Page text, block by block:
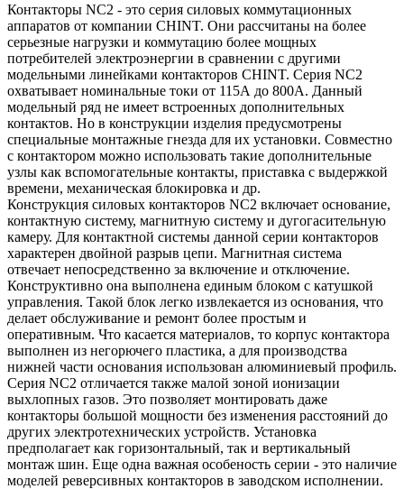
Контакторы NC2 - это серия силовых коммутационных
аппаратов от компании CHINT. Они рассчитаны на более
серьезные нагрузки и коммутацию более мощных
потребителей электроэнергии в сравнении с другими
модельными линейками контакторов CHINT. Серия NC2
охватывает номинальные токи от 115А до 800А. Данный
модельный ряд не имеет встроенных дополнительных
контактов. Но в конструкции изделия предусмотрены
специальные монтажные гнезда для их установки. Совместно
с контактором можно использовать такие дополнительные
узлы как вспомогательные контакты, приставка с выдержкой
времени, механическая блокировка и др.
Конструкция силовых контакторов NC2 включает основание,
контактную систему, магнитную систему и дугогасительную
камеру. Для контактной системы данной серии контакторов
характерен двойной разрыв цепи. Магнитная система
отвечает непосредственно за включение и отключение.
Конструктивно она выполнена единым блоком с катушкой
управления. Такой блок легко извлекается из основания, что
делает обслуживание и ремонт более простым и
оперативным. Что касается материалов, то корпус контактора
выполнен из негорючего пластика, а для производства
нижней части основания использован алюминиевый профиль.
Серия NC2 отличается также малой зоной ионизации
выхлопных газов. Это позволяет монтировать даже
контакторы большой мощности без изменения расстояний до
других электротехнических устройств. Установка
предполагает как горизонтальный, так и вертикальный
монтаж шин. Еще одна важная особеность серии - это наличие
моделей реверсивных контакторов в заводском исполнении.